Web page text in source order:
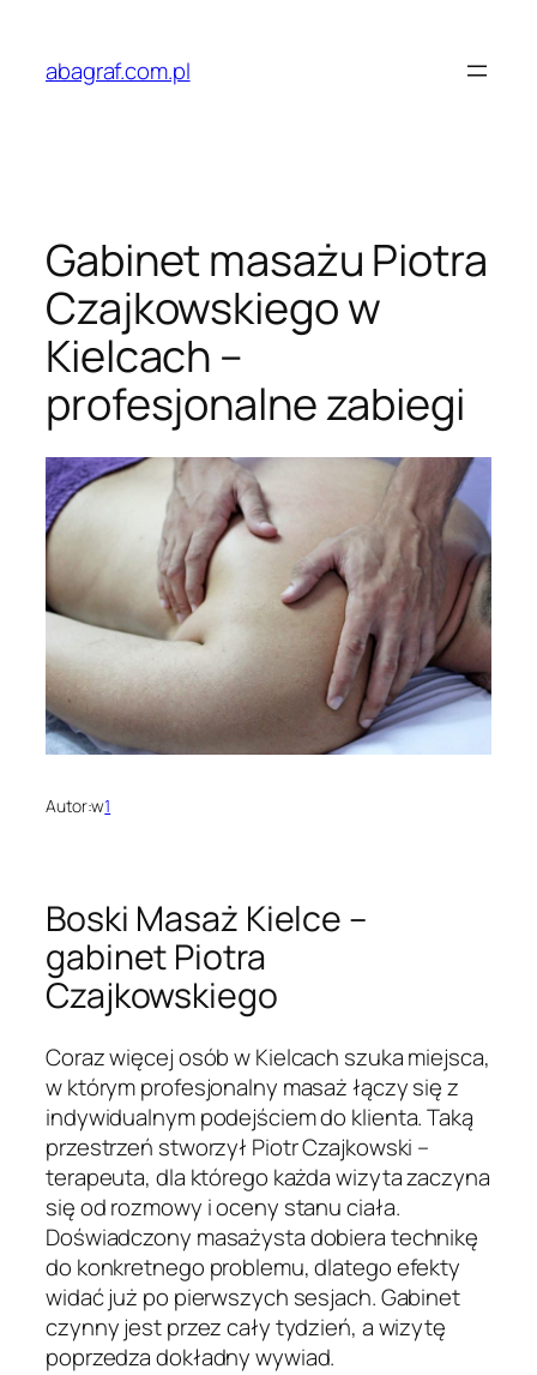
treściabagraf.com.pl
Gabinet masażu Piotra
Czajkowskiego w
Kielcach –
profesjonalne zabiegi
Autor:w1
Boski Masaż Kielce –
gabinet Piotra
Czajkowskiego
Coraz więcej osób w Kielcach szuka miejsca,
w którym profesjonalny masaż łączy się z
indywidualnym podejściem do klienta. Taką
przestrzeń stworzył Piotr Czajkowski –
terapeuta, dla którego każda wizyta zaczyna
się od rozmowy i oceny stanu ciała.
Doświadczony masażysta dobiera technikę
do konkretnego problemu, dlatego efekty
widać już po pierwszych sesjach. Gabinet
czynny jest przez cały tydzień, a wizytę
poprzedza dokładny wywiad.